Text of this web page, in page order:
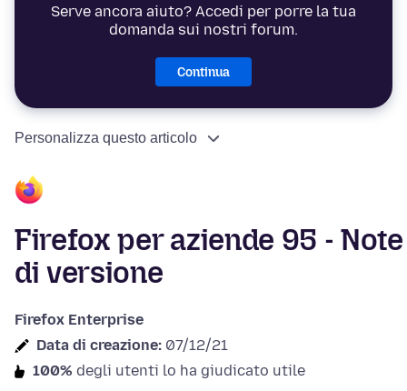
Serve ancora aiuto? Accedi per porre la tua
domanda sui nostri forum.
Continua
Personalizza questo articolo
Firefox per aziende 95 - Note
di versione
Firefox Enterprise
Data di creazione: 07/12/21
100% degli utenti lo ha giudicato utile